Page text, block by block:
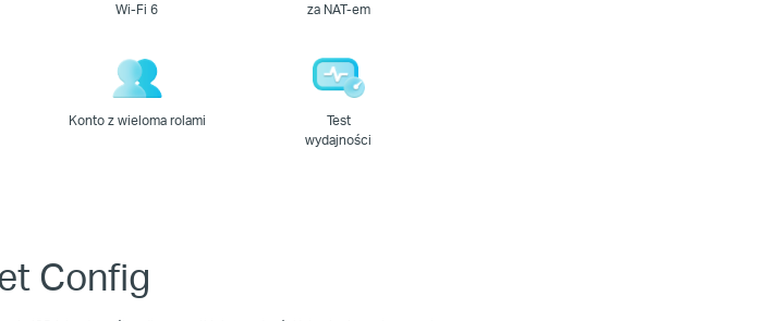
Wi-Fi 6
za NAT-em
Konto z wieloma rolami
Test
wydajności
Config